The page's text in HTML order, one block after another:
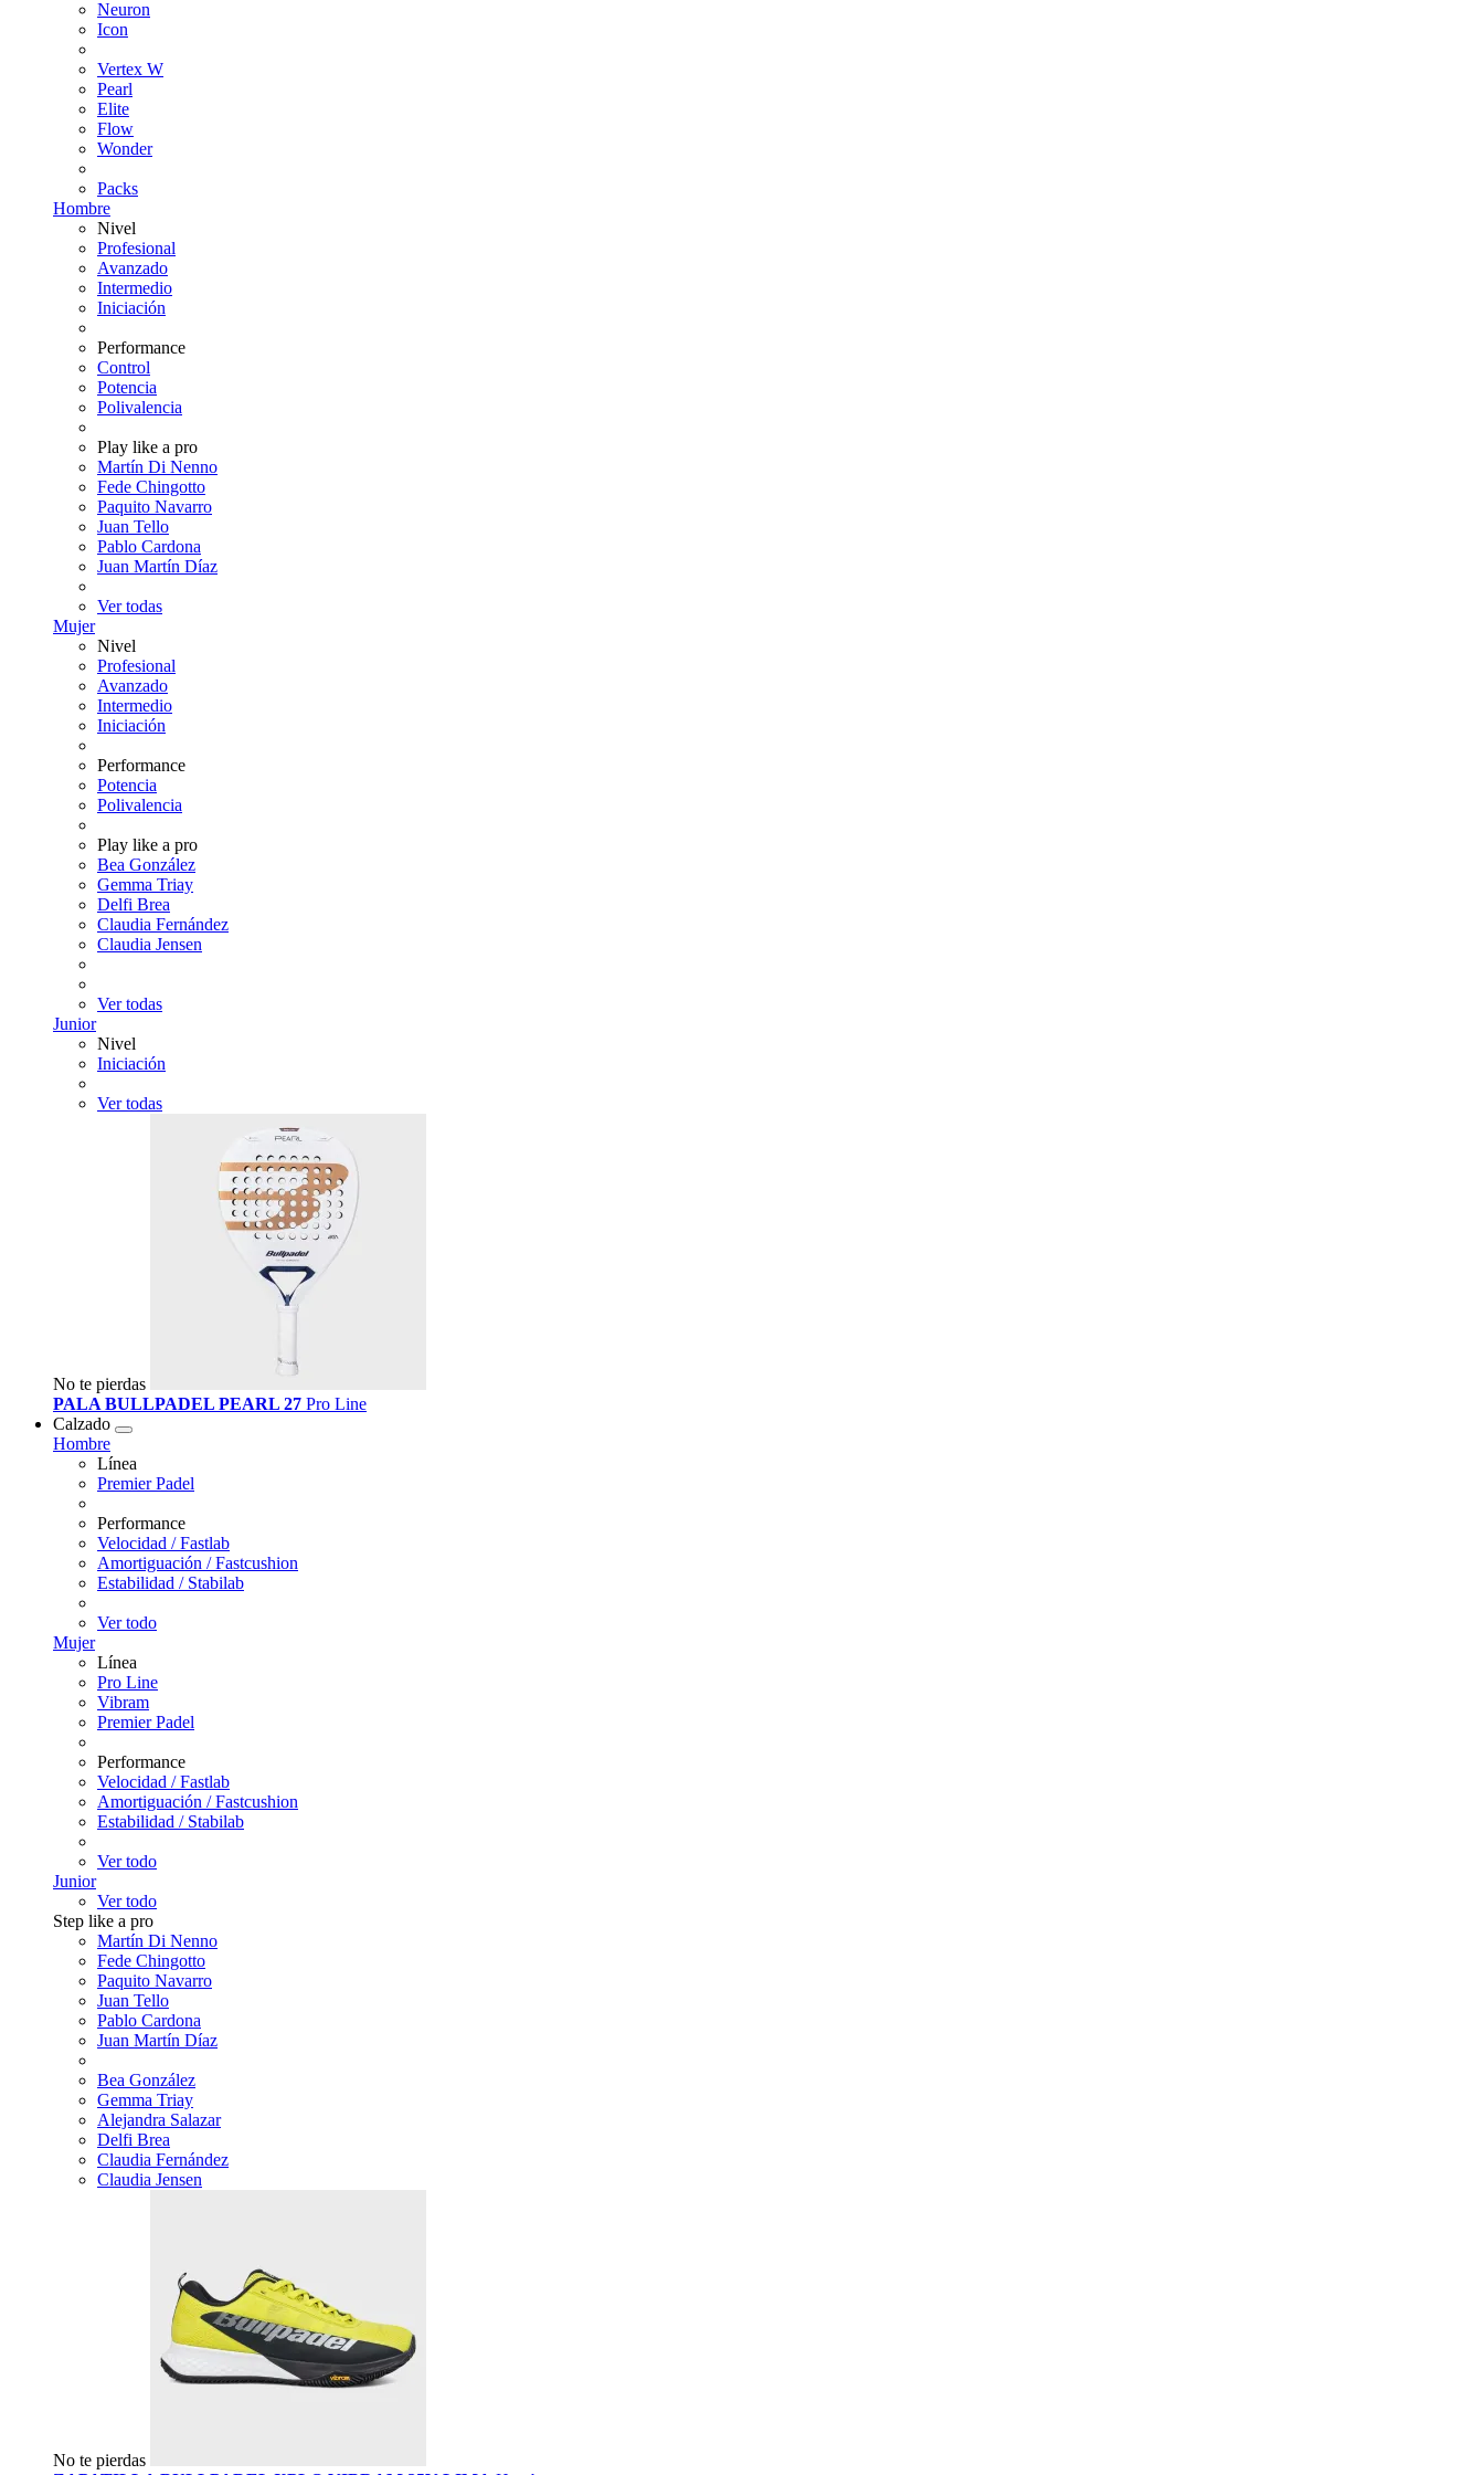
Neuron
Icon
Vertex W
Pearl
Elite
Flow
Wonder
Packs
Hombre
Nivel
Profesional
Avanzado
Intermedio
Iniciación
Performance
Control
Potencia
Polivalencia
Play like a pro
Martín Di Nenno
Fede Chingotto
Paquito Navarro
Juan Tello
Pablo Cardona
Juan Martín Díaz
Ver todas
Mujer
Nivel
Profesional
Avanzado
Intermedio
Iniciación
Performance
Potencia
Polivalencia
Play like a pro
Bea González
Gemma Triay
Delfi Brea
Claudia Fernández
Claudia Jensen
Ver todas
Junior
Nivel
Iniciación
Ver todas
No te pierdas
PALA BULLPADEL PEARL 27 Pro Line
Calzado
Hombre
Línea
Premier Padel
Performance
Velocidad / Fastlab
Amortiguación / Fastcushion
Estabilidad / Stabilab
Ver todo
Mujer
Línea
Pro Line
Vibram
Premier Padel
Performance
Velocidad / Fastlab
Amortiguación / Fastcushion
Estabilidad / Stabilab
Ver todo
Junior
Ver todo
Step like a pro
Martín Di Nenno
Fede Chingotto
Paquito Navarro
Juan Tello
Pablo Cardona
Juan Martín Díaz
Bea González
Gemma Triay
Alejandra Salazar
Delfi Brea
Claudia Fernández
Claudia Jensen
No te pierdas